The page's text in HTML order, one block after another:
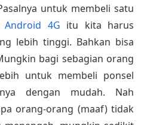
untuk membeli satu
Android 4G itu kita harus
lebih tinggi. Bahkan bisa
bagi sebagian orang
untuk membeli ponsel
dengan mudah. Nah
orang-orang (maaf) tidak